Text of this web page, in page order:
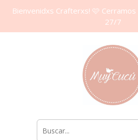
Bienvenidxs Crafterxs! 🩷
27/7